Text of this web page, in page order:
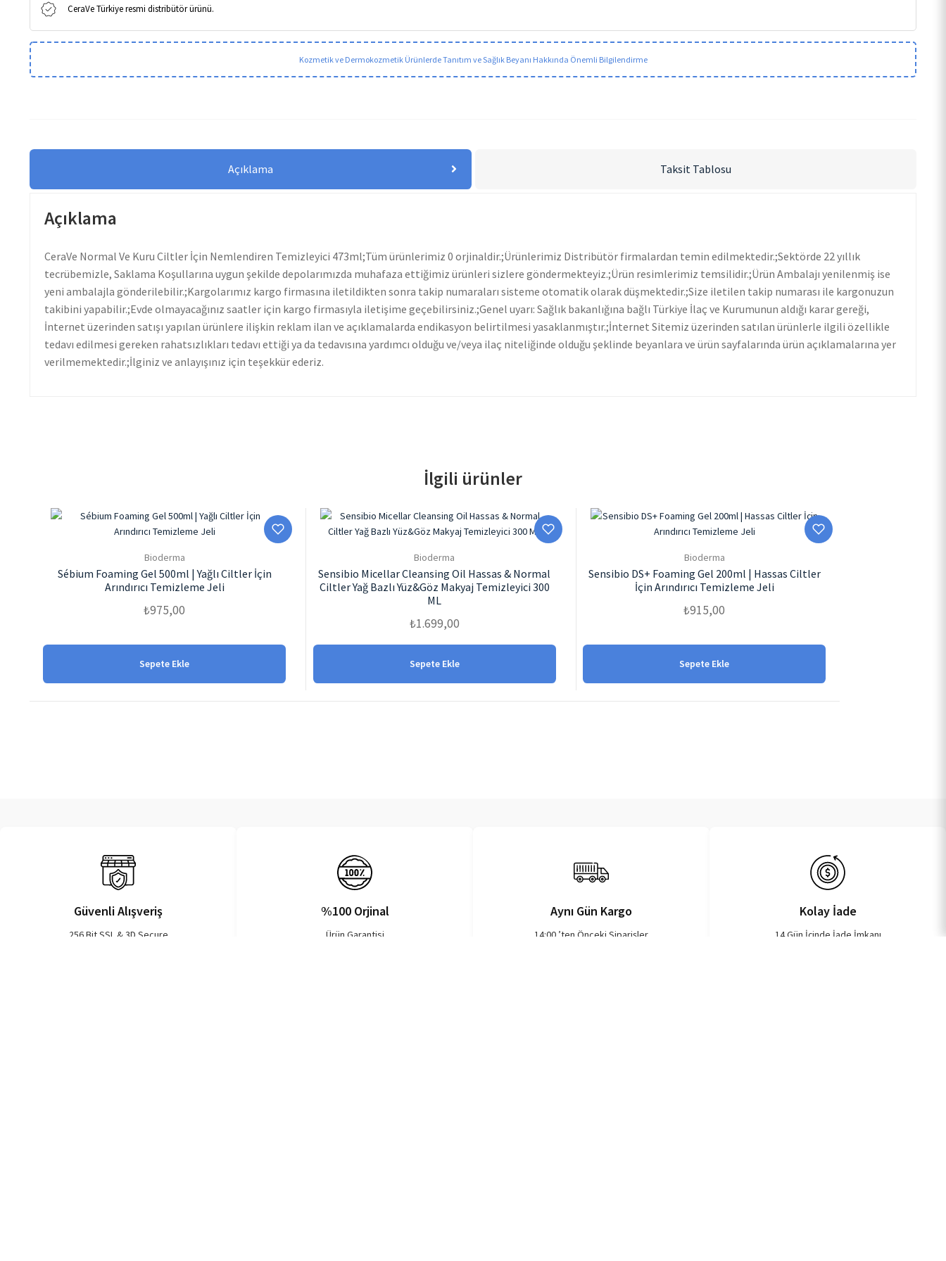
CeraVe Türkiye resmi distribütör ürünü.
Kozmetik ve Dermokozmetik Ürünlerde Tanıtım ve Sağlık Beyanı Hakkında Önemli Bilgilendirme
Açıklama Taksit Tablosu
Açıklama
CeraVe Normal Ve Kuru Ciltler İçin Nemlendiren Temizleyici 473ml;Tüm ürünlerimiz 0 orjinaldir.;Ürünlerimiz Distribütör firmalardan temin edilmektedir.;Sektörde 22 yıllık
tecrübemizle, Saklama Koşullarına uygun şekilde depolarımızda muhafaza ettiğimiz ürünleri sizlere göndermekteyiz.;Ürün resimlerimiz temsilidir.;Ürün Ambalajı yenilenmiş ise
yeni ambalajla gönderilebilir.;Kargolarımız kargo firmasına iletildikten sonra takip numaraları sisteme otomatik olarak düşmektedir.;Size iletilen takip numarası ile kargonuzun
takibini yapabilir.;Evde olmayacağınız saatler için kargo firmasıyla iletişime geçebilirsiniz.;Genel uyarı: Sağlık bakanlığına bağlı Türkiye İlaç ve Kurumunun aldığı karar gereği,
İnternet üzerinden satışı yapılan ürünlere ilişkin reklam ilan ve açıklamalarda endikasyon belirtilmesi yasaklanmıştır.;İnternet Sitemiz üzerinden satılan ürünlerle ilgili özellikle
tedavı edilmesi gereken rahatsızlıkları tedavı ettiği ya da tedavısına yardımcı olduğu ve/veya ilaç niteliğinde olduğu şeklinde beyanlara ve ürün sayfalarında ürün açıklamalarına yer
verilmemektedir.;İlginiz ve anlayışınız için teşekkür ederiz.
İlgili ürünler
Bioderma
Sébium Foaming Gel 500ml | Yağlı Ciltler İçin
Arındırıcı Temizleme Jeli
₺975,00
Sepete Ekle
Bioderma
Sensibio Micellar Cleansing Oil Hassas & Normal
Ciltler Yağ Bazlı Yüz&Göz Makyaj Temizleyici 300
ML
₺1.699,00
Sepete Ekle
Bioderma
Sensibio DS+ Foaming Gel 200ml | Hassas Ciltler
İçin Arındırıcı Temizleme Jeli
₺915,00
Sepete Ekle
Güvenli Alışveriş
256 Bit SSL & 3D Secure
%100 Orjinal
Ürün Garantisi
Aynı Gün Kargo
14:00 ’ten Önceki Siparişler
Kolay İade
14 Gün İçinde İade İmkanı